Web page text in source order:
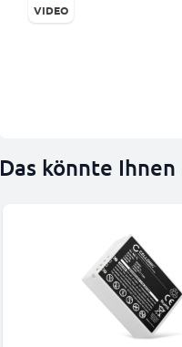
VIDEO
Das könnte